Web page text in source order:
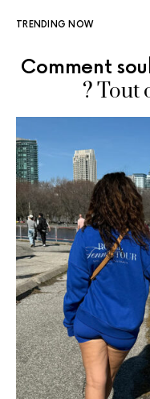
TRENDING NOW
Comment
? Tout